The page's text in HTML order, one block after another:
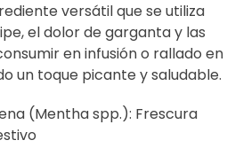
versátil que se utiliza
el dolor de garganta y las
en infusión o rallado en
un toque picante y saludable.
(Mentha spp.): Frescura